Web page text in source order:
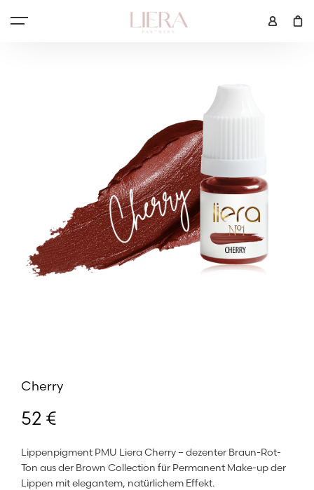
Cherry
52 €
Lippenpigment PMU Liera Cherry – dezenter Braun-Rot-
Ton aus der Brown Collection für Permanent Make-up der
Lippen mit elegantem, natürlichem Effekt.